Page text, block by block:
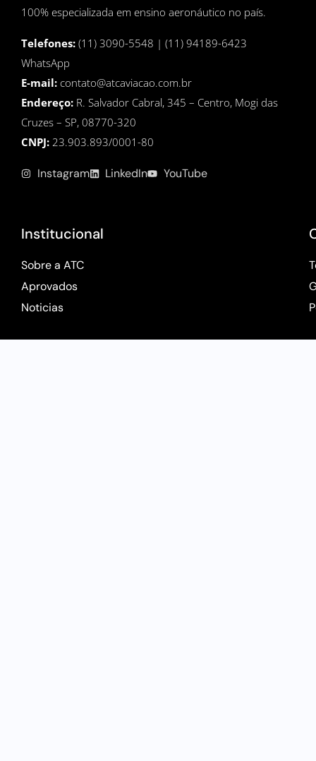
100% especializada em ensino aeronáutico no país.
Telefones: (11) 3090-5548 | (11) 94189-6423
WhatsApp
E-mail: contato@atcaviacao.com.br
Endereço: R. Salvador Cabral, 345 – Centro, Mogi das
Cruzes – SP, 08770-320
CNPJ: 23.903.893/0001-80
Instagram LinkedIn YouTube
Institucional
Sobre a ATC
Aprovados
Noticias